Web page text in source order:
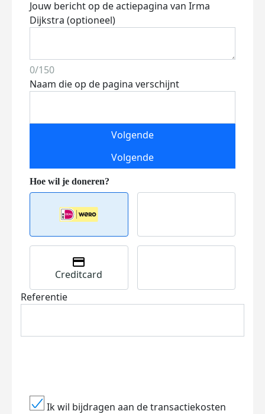
Jouw bericht op de actiepagina van Irma
Dijkstra (optioneel)
0/150
Naam die op de pagina verschijnt
Volgende
Volgende
Creditcard
Referentie
Ik wil bijdragen aan de transactiekosten